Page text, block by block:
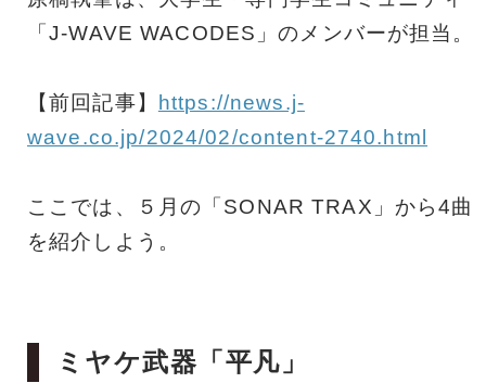
「J-WAVE WACODES」のメンバーが担当。
【前回記事】
https://news.j-
wave.co.jp/2024/02/content-2740.html
ここでは、５月の「SONAR TRAX」から4曲
を紹介しよう。
ミヤケ武器「平凡」